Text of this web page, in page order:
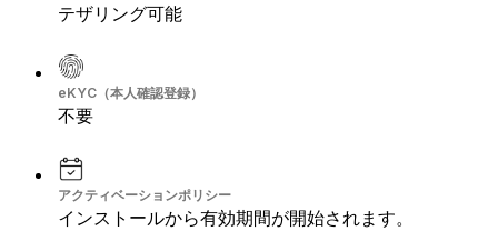
テザリング可能
eKYC（本人確認登録）
不要
アクティベーションポリシー
インストールから有効期間が開始されます。